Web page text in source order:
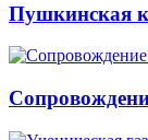
Пушкинская